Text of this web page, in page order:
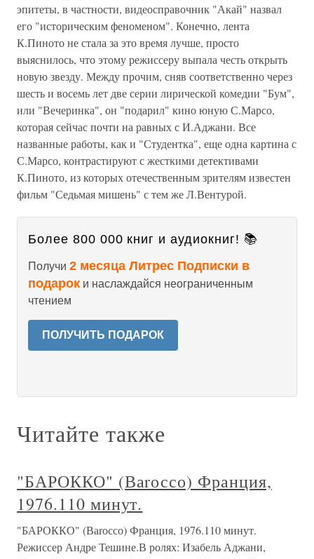
эпитеты, в частности, видеосправочник "Акай" назвал
его "историческим феноменом". Конечно, лента
К.Пиното не стала за это время лучше, просто
выяснилось, что этому режиссеру выпала честь открыть
новую звезду. Между прочим, сняв соответственно через
шесть и восемь лет две серии лирической комедии "Бум",
или "Вечеринка", он "подарил" кино юную С.Марсо,
которая сейчас почти на равных с И.Аджани. Все
названные работы, как и "Студентка", еще одна картина с
С.Марсо, контрастируют с жесткими детективами
К.Пиното, из которых отечественным зрителям известен
фильм "Седьмая мишень" с тем же Л.Вентурой.
Более 800 000 книг и аудиокниг! 📚
Получи 2 месяца Литрес Подписки в
подарок и наслаждайся неограниченным
чтением
ПОЛУЧИТЬ ПОДАРОК
Читайте также
"БАРОККО" (Ваrоссо) Франция,
1976.110 минут.
"БАРОККО" (Ваrоссо) Франция, 1976.110 минут.
Режиссер Андре Тешине.В ролях: Изабель Аджани,